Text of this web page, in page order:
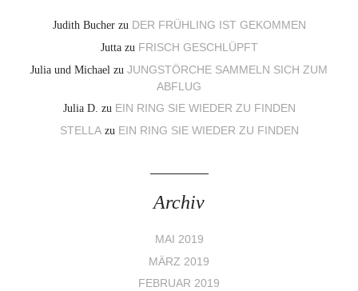
Judith Bucherzu DER FRÜHLING IST GEKOMMEN
Juttazu FRISCH GESCHLÜPFT
Julia und Michael zu JUNGSTÖRCHE SAMMELN SICH ZUM
ABFLUG
Julia D. zu EIN RING SIE WIEDER ZU FINDEN
STELLAzu EIN RING SIE WIEDER ZU FINDEN
Archiv
MAI 2019
MÄRZ 2019
FEBRUAR 2019